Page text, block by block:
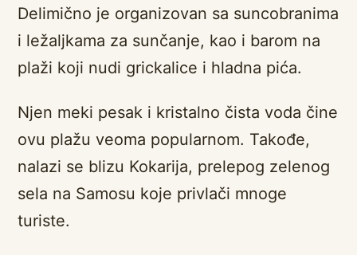
Delimično je organizovan sa suncobranima
i ležaljkama za sunčanje, kao i barom na
plaži koji nudi grickalice i hladna pića.
Njen meki pesak i kristalno čista voda čine
ovu plažu veoma popularnom. Takođe,
nalazi se blizu Kokarija, prelepog zelenog
sela na Samosu koje privlači mnoge
turiste.